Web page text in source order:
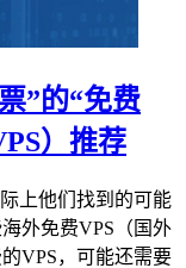
”的“免费
）推荐
上他们找到的可能
外免费VPS（国外
VPS，可能还需要